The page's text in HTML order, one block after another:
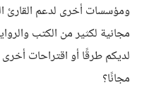
ومؤسسات أخرى لدعم القارئ
مجانية لكثير من الكتب
لديكم طرقًا أو اقتراحات أخرى
مجانًا؟